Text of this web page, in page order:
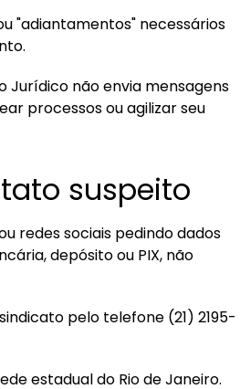
"adiantamentos" necessários
Jurídico não envia mensagens
processos ou agilizar seu
suspeito
redes sociais pedindo dados
depósito ou PIX, não
pelo telefone (21) 2195-
estadual do Rio de Janeiro.